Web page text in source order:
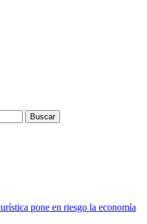
pone en riesgo la economía